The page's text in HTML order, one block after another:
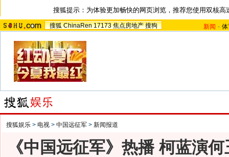
搜狐提示：为体验更加畅快的网页浏览，推荐您使用双核高
搜狐 ChinaRen 17173 焦点房地产 搜狗 新闻 -
搜狐娱乐 > 电视 > 中国远征军 > 新闻报道
《中国远征军》热播 柯蓝演